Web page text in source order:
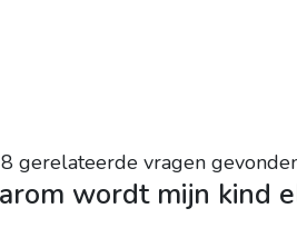
gerelateerde vragen
wordt mijn kind